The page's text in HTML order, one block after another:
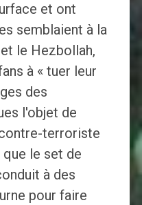
et ont
semblaient à la
le Hezbollah,
à « tuer leur
des
l'objet de
terroriste
que le set de
à des
pour faire